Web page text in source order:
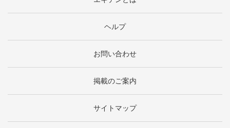
ヘルプ
お問い合わせ
掲載のご案内
サイトマップ